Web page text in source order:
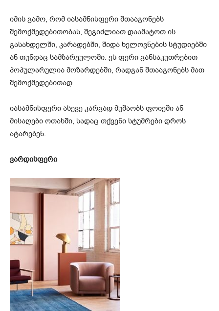
იმის გამო, რომ იასამნისფერი შთააგონებს
შემოქმედებითობას, შეგიძლიათ დაამატოთ ის
გასახდელში, კარადებში, შიდა ხელოვნების სტუდიებში
ან თუნდაც სამზარეულოში. ეს ფერი განსაკუთრებით
პოპულარულია მოზარდებში, რადგან შთააგონებს მათ
შემოქმედებითად
იასამნისფერი ასევე კარგად მუშაობს ფოიეში ან
მისაღები ოთახში, სადაც თქვენი სტუმრები დროს
ატარებენ.
ვარდისფერი